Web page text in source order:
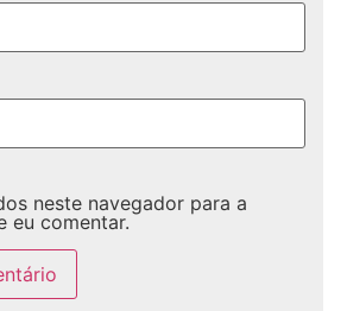
neste navegador para a
eu comentar.